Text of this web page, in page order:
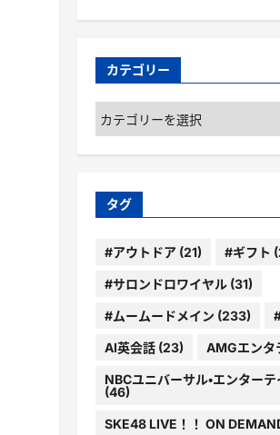
カテゴリー
カ
テ
ゴ
ー
タグ
#アウトドア(21) #ギフト
#サロンドロワイヤル(31)
#ムームードメイン (233)
AI英会話(23) AMGエンタ
NBCユニバーサル・エンター
(46)
SKE48 LIVE！！ ON